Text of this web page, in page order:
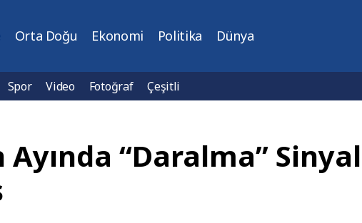
Orta Doğu Ekonomi Politika Dünya
Spor Video Fotoğraf Çeşitli
Ayında “Daralma”